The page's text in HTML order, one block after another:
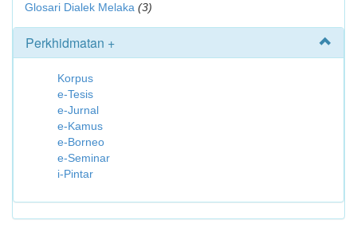
Glosari Dialek Melaka (3)
Perkhidmatan +
Korpus
e-Tesis
e-Jurnal
e-Kamus
e-Borneo
e-Seminar
i-Pintar